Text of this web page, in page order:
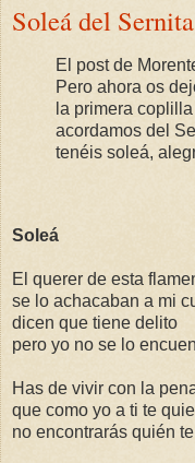
Soleá del
El post de
Pero ahora os
la primera
acordamos del
tenéis soleá,
Soleá
El querer de esta
se lo achacaban a mi
dicen que tiene delito
pero yo no se lo
Has de vivir con la
que como yo a ti te
no encontrarás quién